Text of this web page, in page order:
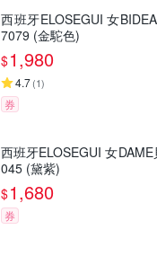
西班牙ELOSEGUI 女
7079 (金駝色)
$1,980
4.7(1)
券
西班牙ELOSEGUI 女
045 (黛紫)
$1,680
券